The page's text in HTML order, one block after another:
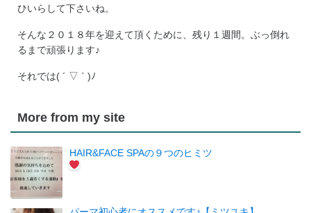
ひいらして下さいね。
そんな２０１８年を迎えて頂くために、残り１週間。ぶっ倒れ
るまで頑張ります♪
それでは( ´ ▽ ` )ﾉ
More from my site
HAIR&FACE SPAの９つのヒミツ